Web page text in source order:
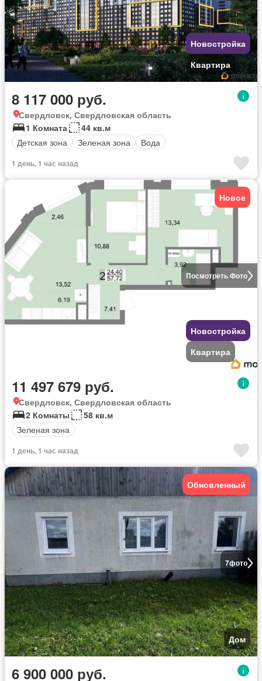
Новостройка
Квартира
8 117 000 руб.
Свердловск, Свердловская область
1 Комната
44 кв.м
Детская зона
Зеленая зона Вода
1 день, 1 час назад
Посмотреть Фото
Новое
Новостройка
Квартира
11 497 679 руб.
Свердловск, Свердловская область
2 Комнаты
58 кв.м
Зеленая зона
1 день, 1 час назад
7фото
Обновленный
Дом
6 900 000 руб.